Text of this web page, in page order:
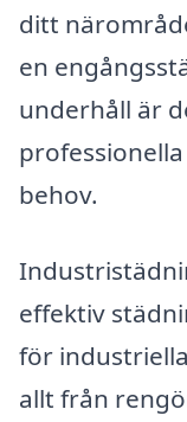
ditt
en
underhåll är
behov.
effektiv
för
allt från